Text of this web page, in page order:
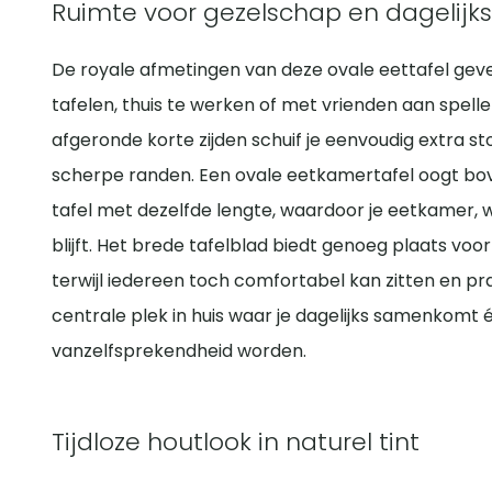
Ruimte voor gezelschap en
De royale afmetingen van deze ovale eettafel
tafelen, thuis te werken of met vrienden aan
afgeronde korte zijden schuif je eenvoudig extra
scherpe randen. Een ovale eetkamertafel oogt
tafel met dezelfde lengte, waardoor je eetkamer,
blijft. Het brede tafelblad biedt genoeg plaats
terwijl iedereen toch comfortabel kan zitten en
centrale plek in huis waar je dagelijks samenkomt
vanzelfsprekendheid worden.
Tijdloze houtlook in naturel tint